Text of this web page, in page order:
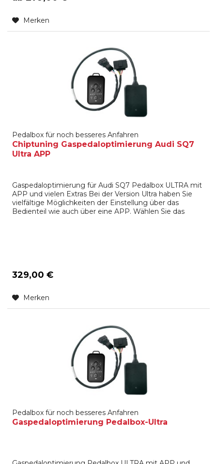
Merken
Pedalbox für noch besseres Anfahren
Chiptuning Gaspedaloptimierung Audi SQ7
Ultra APP
Gaspedaloptimierung für Audi SQ7 Pedalbox ULTRA mit
APP und vielen Extras Bei der Version Ultra haben Sie
vielfältige Möglichkeiten der Einstellung über das
Bedienteil wie auch über eine APP. Wählen Sie das
329,00 €
Merken
Pedalbox für noch besseres Anfahren
Gaspedaloptimierung Pedalbox-Ultra